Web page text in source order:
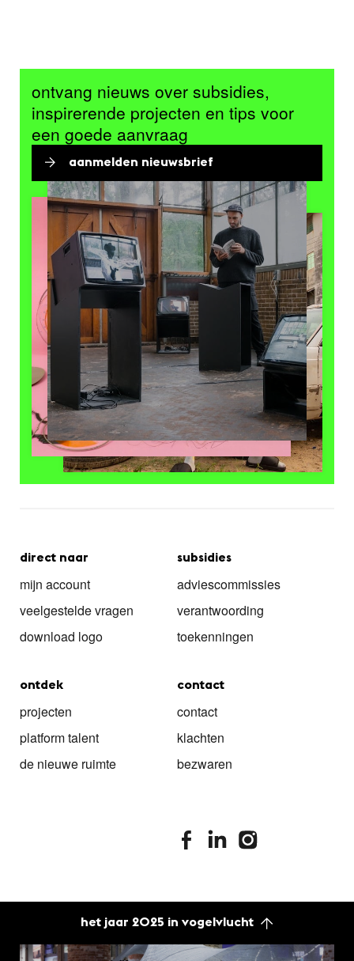
ontvang nieuws over subsidies,
inspirerende projecten en tips voor
een goede aanvraag
aanmelden nieuwsbrief
direct naar
mijn account
veelgestelde vragen
download logo
subsidies
adviescommissies
verantwoording
toekenningen
ontdek
projecten
platform talent
de nieuwe ruimte
contact
contact
klachten
bezwaren
stimuleringsfonds facebook
stimuleringsfonds linkedin
stimuleringsfonds
het jaar 2025 in vogelvlucht